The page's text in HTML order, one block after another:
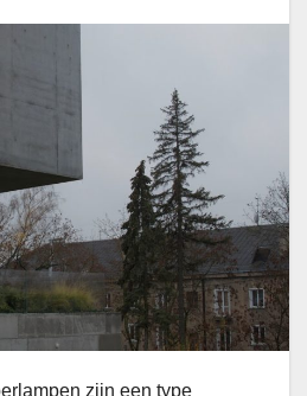
zijn een type